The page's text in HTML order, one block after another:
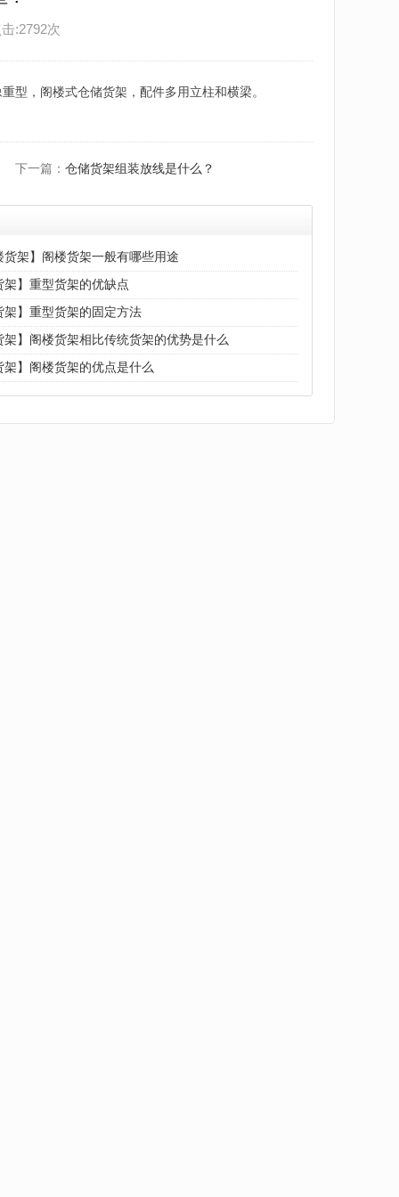
:2792次
型，阁楼式仓储货架，配件多用立柱和横梁。
下一篇： 仓储货架组装放线是什么？
货架】阁楼货架一般有哪些用途
架】重型货架的优缺点
架】重型货架的固定方法
架】阁楼货架相比传统货架的优势是什么
架】阁楼货架的优点是什么